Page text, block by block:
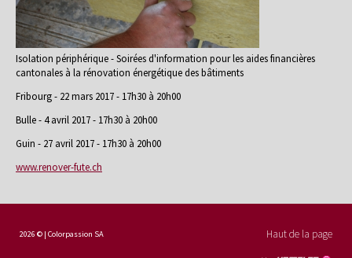
Isolation périphérique - Soirées d'information pour les aides financières
cantonales à la rénovation énergétique des bâtiments
Fribourg - 22 mars 2017 - 17h30 à 20h00
Bulle - 4 avril 2017 - 17h30 à 20h00
Guin - 27 avril 2017 - 17h30 à 20h00
www.renover-fute.ch
2026 © | Colorpassion SA Haut de la page